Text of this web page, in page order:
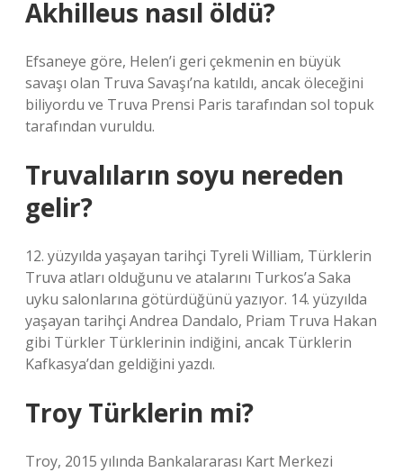
Akhilleus nasıl öldü?
Efsaneye göre, Helen’i geri çekmenin en büyük
savaşı olan Truva Savaşı’na katıldı, ancak öleceğini
biliyordu ve Truva Prensi Paris tarafından sol topuk
tarafından vuruldu.
Truvalıların soyu nereden
gelir?
12. yüzyılda yaşayan tarihçi Tyreli William, Türklerin
Truva atları olduğunu ve atalarını Turkos’a Saka
uyku salonlarına götürdüğünü yazıyor. 14. yüzyılda
yaşayan tarihçi Andrea Dandalo, Priam Truva Hakan
gibi Türkler Türklerinin indiğini, ancak Türklerin
Kafkasya’dan geldiğini yazdı.
Troy Türklerin mi?
Troy, 2015 yılında Bankalararası Kart Merkezi